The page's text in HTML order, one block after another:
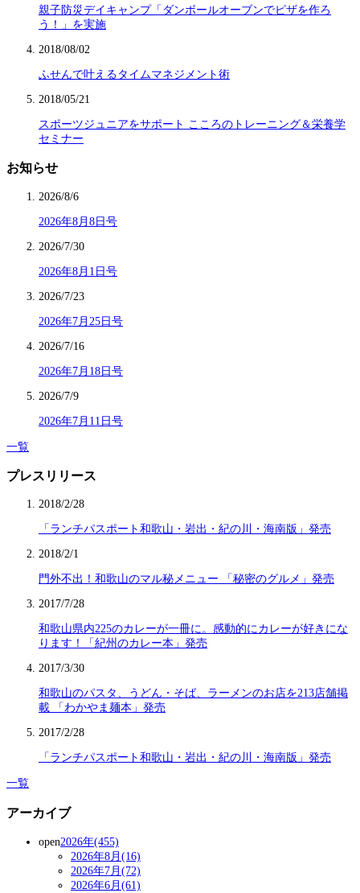
親子防災デイキャンプ「ダンボールオーブンでピザを作ろ
う！」を実施
2018/08/02
ふせんで叶えるタイムマネジメント術
2018/05/21
スポーツジュニアをサポート こころのトレーニング＆栄養学
セミナー
お知らせ
2026/8/6
2026年8月8日号
2026/7/30
2026年8月1日号
2026/7/23
2026年7月25日号
2026/7/16
2026年7月18日号
2026/7/9
2026年7月11日号
一覧
プレスリリース
2018/2/28
「ランチパスポート和歌山・岩出・紀の川・海南版」発売
2018/2/1
門外不出！和歌山のマル秘メニュー 「秘密のグルメ」発売
2017/7/28
和歌山県内225のカレーが一冊に。感動的にカレーが好きにな
ります！「紀州のカレー本」発売
2017/3/30
和歌山のパスタ、うどん・そば、ラーメンのお店を213店舗掲
載 「わかやま麺本」発売
2017/2/28
「ランチパスポート和歌山・岩出・紀の川・海南版」発売
一覧
アーカイブ
open2026年(455)
2026年8月(16)
2026年7月(72)
2026年6月(61)